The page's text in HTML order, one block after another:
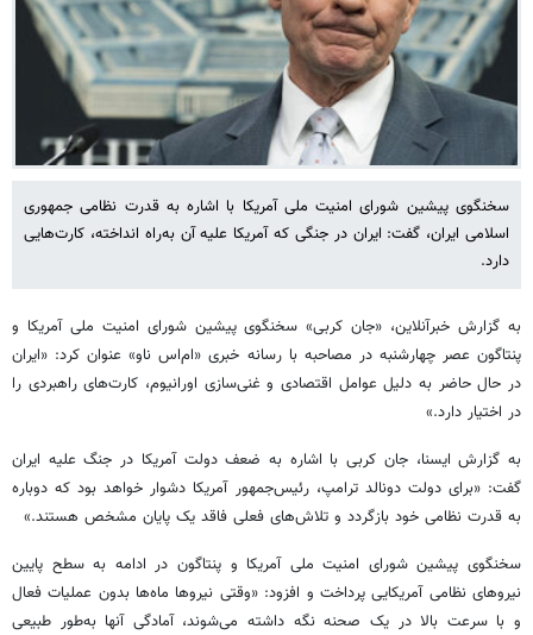
سخنگوی پیشین شورای امنیت ملی آمریکا با اشاره به قدرت نظامی جمهوری
اسلامی ایران، گفت: ایران در جنگی که آمریکا علیه آن به‌راه انداخته، کارت‌هایی
دارد.
به گزارش خبرآنلاین، «جان کربی» سخنگوی پیشین شورای امنیت ملی آمریکا و
پنتاگون عصر چهارشنبه در مصاحبه با رسانه خبری «ام‌اس ناو» عنوان کرد: «ایران
در حال حاضر به دلیل عوامل اقتصادی و غنی‌سازی اورانیوم، کارت‌های راهبردی را
در اختیار دارد.»
به گزارش ایسنا، جان کربی با اشاره به ضعف دولت آمریکا در جنگ علیه ایران
گفت: «برای دولت دونالد ترامپ، رئیس‌جمهور آمریکا دشوار خواهد بود که دوباره
به قدرت نظامی خود بازگردد و تلاش‌های فعلی فاقد یک پایان مشخص هستند.»
سخنگوی پیشین شورای امنیت ملی آمریکا و پنتاگون در ادامه به سطح پایین
نیروهای نظامی آمریکایی پرداخت و افزود: «وقتی نیروها ماه‌ها بدون عملیات فعال
و با سرعت بالا در یک صحنه نگه داشته می‌شوند، آمادگی آنها به‌طور طبیعی